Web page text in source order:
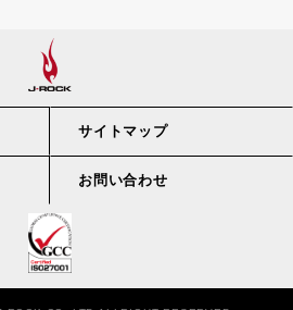
サイトマップ
お問い合わせ